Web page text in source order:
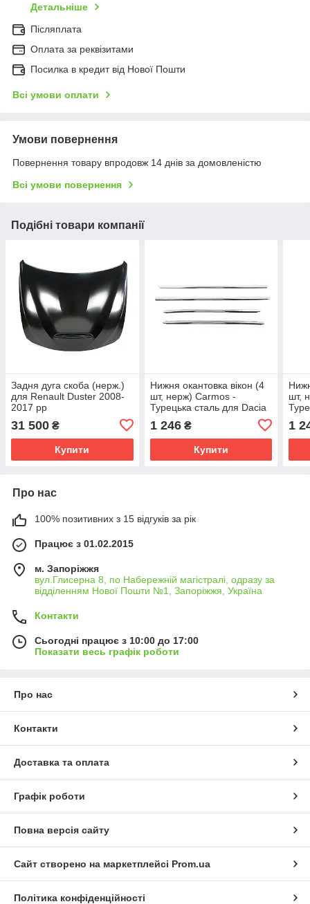
Детальніше
Післяплата
Оплата за реквізитами
Посилка в кредит від Нової Пошти
Всі умови оплати
Умови повернення
Повернення товару впродовж 14 днів за домовленістю
Всі умови повернення
Подібні товари компанії
Задня дуга скоба (нерж.)
для Renault Duster 2008-
2017 рр
31 500 ₴
Купити
Нижня окантовка вікон (4
шт, нерж) Carmos -
Турецька сталь для Dacia
1 246₴
Купити
шт,
рр
1
Про нас
100% позитивних з 15 відгуків за рік
Працює з 01.02.2015
м. Запоріжжя
вул.Глисерна 8, по Набережній магістралі, одразу за
відділенням Нової Пошти №1, Запоріжжя, Україна
Контакти
Сьогодні працює з 10:00 до 17:00
Показати весь графік роботи
Про нас
Контакти
Доставка та оплата
Графік роботи
Повна версія сайту
Сайт створено на маркетплейсі Prom.ua
Політика конфіденційності